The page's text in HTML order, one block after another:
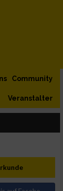
Community
Veranstalter